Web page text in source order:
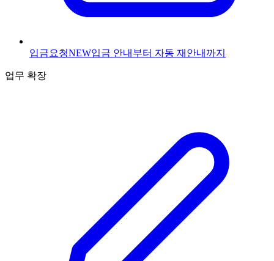
입금요청NEW입금 안내부터 자동 재안내까지
업무 확장